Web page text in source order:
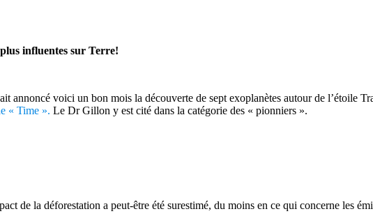
influentes sur Terre!
annoncé voici un bon mois la découverte de sept exoplanètes autour de l’étoile
« Time ». Le Dr Gillon y est cité dans la catégorie des « pionniers ».
de la déforestation a peut-être été surestimé, du moins en ce qui concerne les